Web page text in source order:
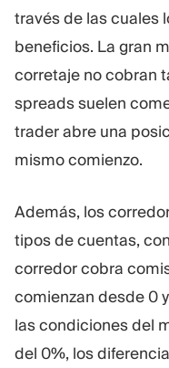
través de las cuales
beneficios. La gran
corretaje no cobran
spreads suelen
trader abre una
mismo comienzo.
Además, los
tipos de cuentas,
corredor cobra
comienzan desde 0
las condiciones del
del 0%, los